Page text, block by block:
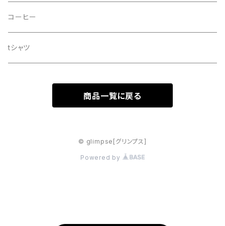
ドッグシャンプー
コーヒー
tシャツ
商品一覧に戻る
© glimpse[グリンプス]
Powered by